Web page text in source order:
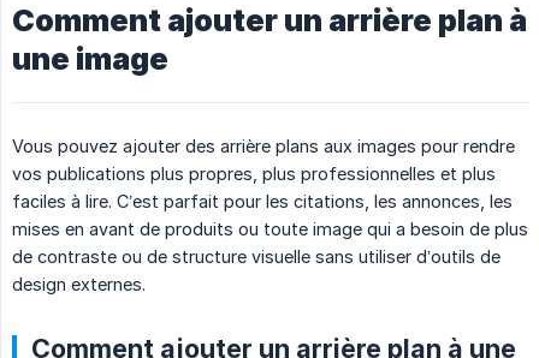
Comment ajouter un arrière plan à
une image
Vous pouvez ajouter des arrière plans aux images pour rendre
vos publications plus propres, plus professionnelles et plus
faciles à lire. C’est parfait pour les citations, les annonces, les
mises en avant de produits ou toute image qui a besoin de plus
de contraste ou de structure visuelle sans utiliser d’outils de
design externes.
Comment ajouter un arrière plan à une